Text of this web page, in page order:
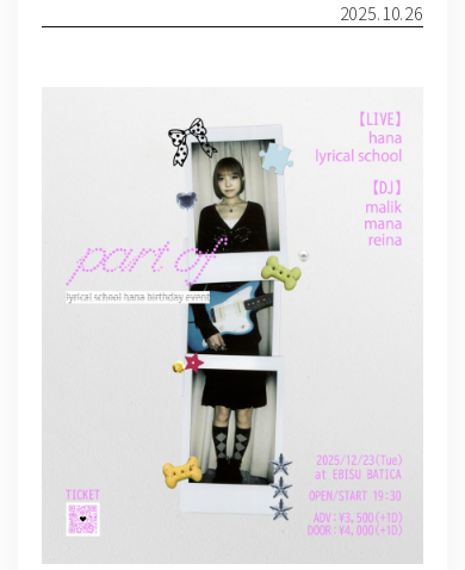
2025.10.26
GOODS
TICKET
問い合わせ, 取材,出演依頼